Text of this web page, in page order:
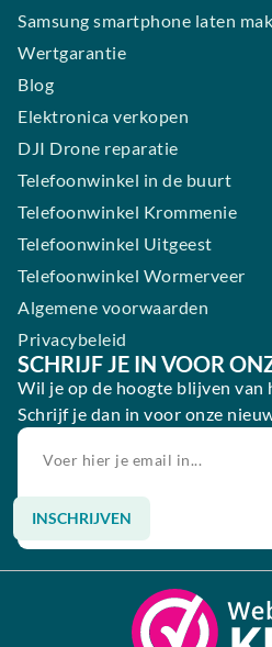
Samsung smartphone laten
Wertgarantie
Blog
Elektronica verkopen
DJI Drone reparatie
Telefoonwinkel in de buurt
Telefoonwinkel Krommenie
Telefoonwinkel Uitgeest
Telefoonwinkel Wormerveer
Algemene voorwaarden
Privacybeleid
SCHRIJF JE IN VOOR
Wil je op de hoogte blijven van
Schrijf je dan in voor onze
INSCHRIJVEN
Alternative: